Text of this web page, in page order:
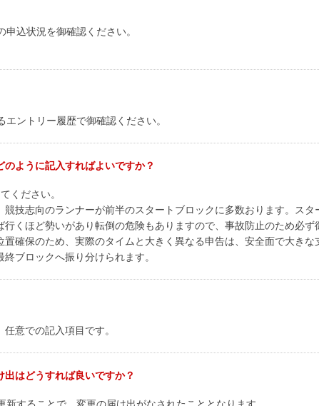
込状況を御確認ください。
ントリー履歴で御確認ください。
ように記入すればよいですか？
ください。
技志向のランナーが前半のスタートブロックに多数おります。スタ
くほど勢いがあり転倒の危険もありますので、事故防止のため必ず
確保のため、実際のタイムと大きく異なる申告は、安全面で大きな
ブロックへ振り分けられます。
意での記入項目です。
はどうすれば良いですか？